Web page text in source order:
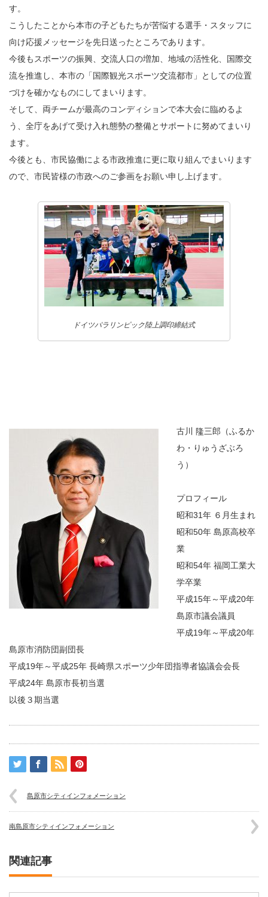
す。
こうしたことから本市の子どもたちが苦悩する選手・スタッフに
向け応援メッセージを先日送ったところであります。
今後もスポーツの振興、交流人口の増加、地域の活性化、国際交
流を推進し、本市の「国際観光スポーツ交流都市」としての位置
づけを確かなものにしてまいります。
そして、両チームが最高のコンディションで本大会に臨めるよ
う、全庁をあげて受け入れ態勢の整備とサポートに努めてまいり
ます。
今後とも、市民協働による市政推進に更に取り組んでまいります
ので、市民皆様の市政へのご参画をお願い申し上げます。
ドイツパラリンピック陸上調印締結式
古川 隆三郎（ふるか
わ・りゅうざぶろ
う）
プロフィール
昭和31年 ６月生まれ
昭和50年 島原高校卒
業
昭和54年 福岡工業大
学卒業
平成15年～平成20年
島原市議会議員
平成19年～平成20年
島原市消防団副団長
平成19年～平成25年 長崎県スポーツ少年団指導者協議会会長
平成24年 島原市長初当選
以後３期当選
島原市シティインフォメーション
南島原市シティインフォメーション
関連記事